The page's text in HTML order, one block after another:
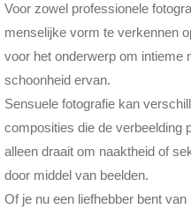
Voor zowel professionele
menselijke vorm te verkennen
voor het onderwerp om intieme
schoonheid ervan.
Sensuele fotografie kan
composities die de verbeelding
alleen draait om naaktheid of
door middel van beelden.
Of je nu een liefhebber bent